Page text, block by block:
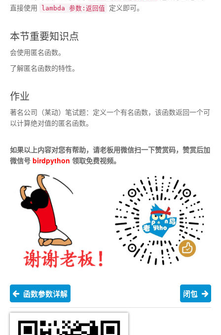
直接使用
lambda 参数:返回值 定义即可。
本节重要知识点
会使用匿名函数。
了解匿名函数的特性。
作业
著名公司（某动）笔试题：定义一个有名函数，该函数返回一个可
以计算绝对值的匿名函数。
如果以上内容对您有帮助，请老板用微信扫一下赞赏码，赞赏后加
微信号 birdpython 领取免费视频。
函数参数详解 闭包